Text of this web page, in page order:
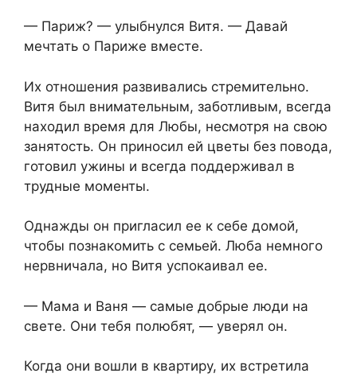
— Париж? — улыбнулся Витя. — Давай
мечтать о Париже вместе.
Их отношения развивались стремительно.
Витя был внимательным, заботливым, всегда
находил время для Любы, несмотря на свою
занятость. Он приносил ей цветы без повода,
готовил ужины и всегда поддерживал в
трудные моменты.
Однажды он пригласил ее к себе домой,
чтобы познакомить с семьей. Люба немного
нервничала, но Витя успокаивал ее.
— Мама и Ваня — самые добрые люди на
свете. Они тебя полюбят, — уверял он.
Когда они вошли в квартиру, их встретила